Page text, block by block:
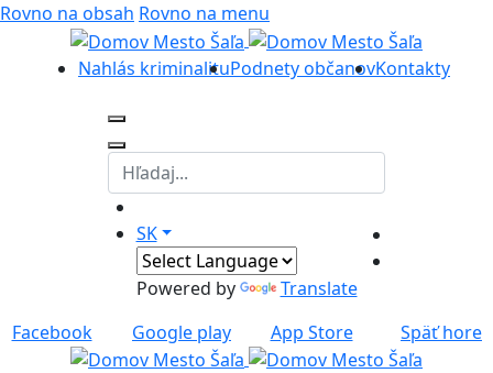
Rovno na obsah Rovno na menu
Nahlás kriminalituPodnety občanovKontakty
SK
Powered by
Translate
Facebook
Google play App Store Späť hore